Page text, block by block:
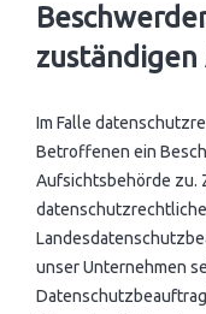
Im Falle
Betroffenen ein
Aufsichtsbehörde zu.
unser Unternehmen